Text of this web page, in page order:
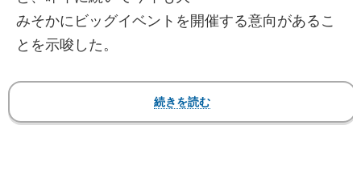
みそかにビッグイベントを開催する意向があるこ
とを示唆した。
昨年、DEEPは“大みそか格闘技イベントの灯を
消すな！”をテーマにさいたまスーパーアリーナで